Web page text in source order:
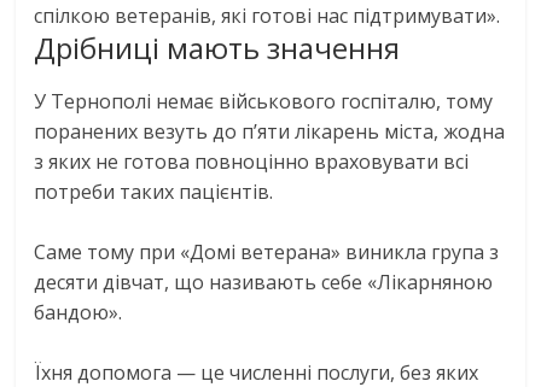
спілкою ветеранів, які готові нас підтримувати».
Дрібниці мають значення
У Тернополі немає військового госпіталю, тому
поранених везуть до п’яти лікарень міста, жодна
з яких не готова повноцінно враховувати всі
потреби таких пацієнтів.
Саме тому при «Домі ветерана» виникла група з
десяти дівчат, що називають себе «Лікарняною
бандою».
Їхня допомога — це численні послуги, без яких